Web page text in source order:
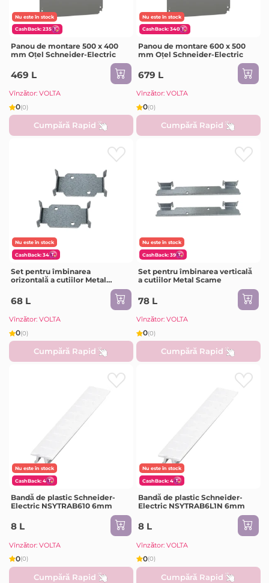
Nu este în stock
CashBack: 235
Panou de montare 500 x 400
mm Oțel Schneider-Electric
469 L
Vînzător: VOLTA
0(0)
Cumpără Rapid
Nu este în stock
CashBack: 340
Panou de montare 600 x 500
mm Oțel Schneider-Electric
679 L
Vînzător: VOLTA
0(0)
Cumpără Rapid
Nu este în stock
CashBack: 34
Set pentru îmbinarea
orizontală a cutiilor Metal
68 L
Vînzător: VOLTA
0(0)
Cumpără Rapid
Nu este în stock
CashBack: 39
Set pentru îmbinarea verticală
a cutiilor Metal Scame
78 L
Vînzător: VOLTA
0(0)
Cumpără Rapid
Nu este în stock
CashBack: 4
Bandă de plastic Schneider-
Electric NSYTRAB610 6mm
8 L
Vînzător: VOLTA
0(0)
Cumpără Rapid
Nu este în stock
CashBack: 4
Bandă de plastic Schneider-
Electric NSYTRAB6L1N 6mm
8 L
Vînzător: VOLTA
0(0)
Cumpără Rapid